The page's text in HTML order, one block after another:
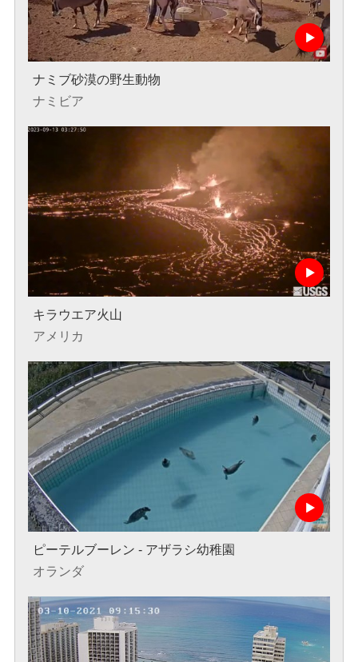
ナミブ砂漠の野生動物
ナミビア
キラウエア火山
アメリカ
ピーテルブーレン - アザラシ幼稚園
オランダ